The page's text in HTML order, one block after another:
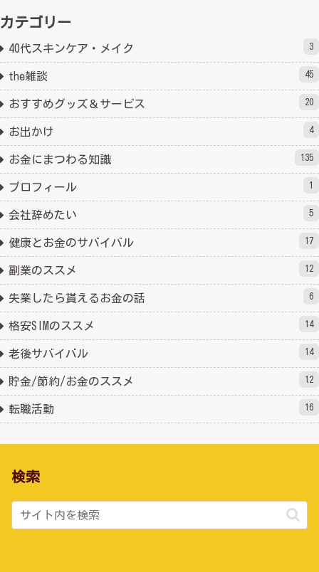
カテゴリー
40代スキンケア・メイク 3
the雑談 45
おすすめグッズ＆サービス 20
お出かけ 4
お金にまつわる知識 135
プロフィール 1
会社辞めたい 5
健康とお金のサバイバル 17
副業のススメ 12
失業したら貰えるお金の話 6
格安SIMのススメ 14
老後サバイバル 14
貯金/節約/お金のススメ 12
転職活動 16
検索